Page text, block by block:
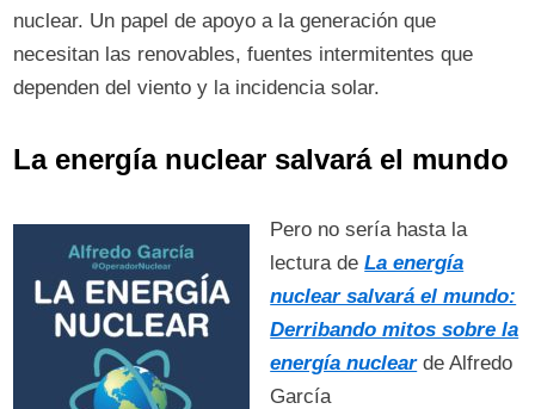
nuclear. Un papel de apoyo a la generación que
necesitan las renovables, fuentes intermitentes que
dependen del viento y la incidencia solar.
La energía nuclear salvará el mundo
Pero no sería hasta la
lectura deLa energía
nuclear salvará el mundo:
Derribando mitos sobre la
energía nuclearde Alfredo
García